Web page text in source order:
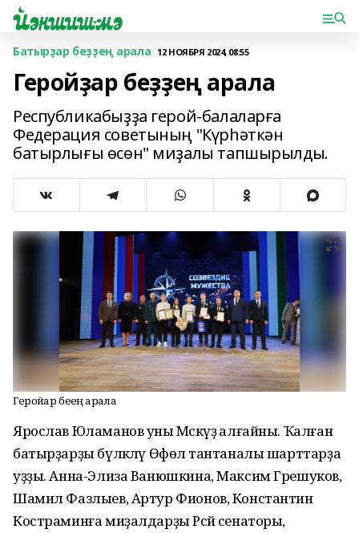
Батырҙар беҙҙең арала 12 НОЯБРЯ 2024, 08:55
Геройҙар беҙҙең арала
Республикабыҙҙа герой-балаларға
Федерация советының "Күрһәткән
батырлығы өсөн" миҙалы тапшырылды.
Геройҙар беҙҙең арала
Ярослав Юламанов уны Мәскәүҙә алғайны. Ҡалған
батырҙарҙы бүләкләү Өфөлә тантаналы шарттарҙа
уҙҙы. Анна-Элиза Ванюшкина, Максим Грешуков,
Шамил Фазлыев, Артур Фионов, Константин
Костраминға миҙалдарҙы Рәсәй сенаторы,